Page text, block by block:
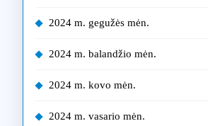
2024 m. gegužės mėn.
2024 m. balandžio mėn.
2024 m. kovo mėn.
2024 m. vasario mėn.